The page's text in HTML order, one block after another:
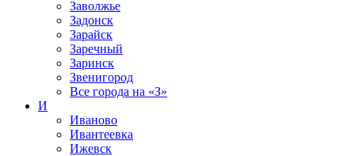
Заволжье
Задонск
Зарайск
Заречный
Заринск
Звенигород
Все города на «З»
И
Иваново
Ивантеевка
Ижевск